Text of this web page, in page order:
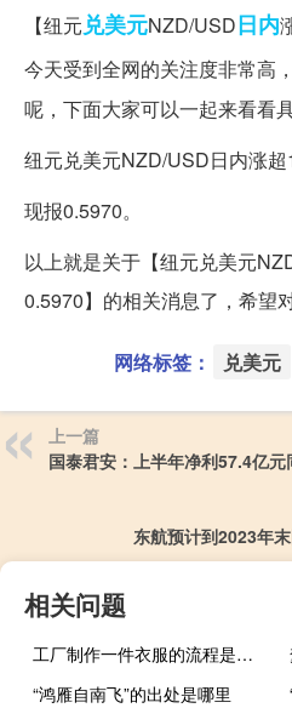
【纽元兑美元NZD/USD日内
今天受到全网的关注度非常高
呢，下面大家可以一起来看看
纽元兑美元NZD/USD日内涨超
现报0.5970。
以上就是关于【纽元兑美元
0.5970】的相关消息了，希望
网络标签： 兑美元
上一篇
国泰君安：上半年净利57.4亿
东航预计到2023年
相关问题
工厂制作一件衣服的流程是怎么样的？如何设计爆款衣服？
“鸿雁自南飞”的出处是哪里